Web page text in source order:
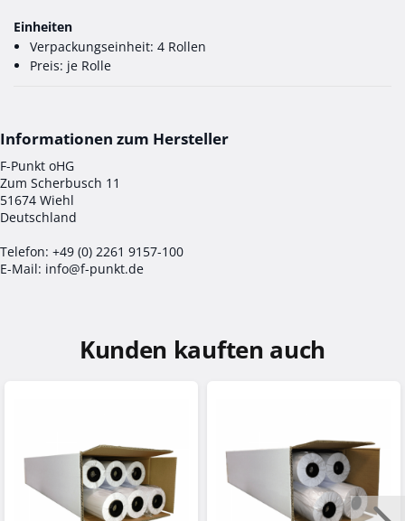
Einheiten
Verpackungseinheit: 4 Rollen
Preis: je Rolle
F-Punkt oHG
Zum Scherbusch 11
51674 Wiehl
Deutschland
Telefon: +49 (0) 2261 9157-100
E-Mail: info@f-punkt.de
Kunden kauften auch